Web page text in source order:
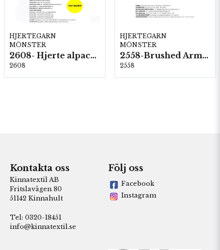
HJERTEGARN
MÖNSTER
2608- Hjerte alpacka
2608
HJERTEGARN
MÖNSTER
2558-Brushed Armonia
2558
Kontakta oss
Kinnatextil AB
Fritslavägen 80
51142 Kinnahult
Tel: 0320-18451
info@kinnatextil.se
Följ oss
Facebook
Instagram